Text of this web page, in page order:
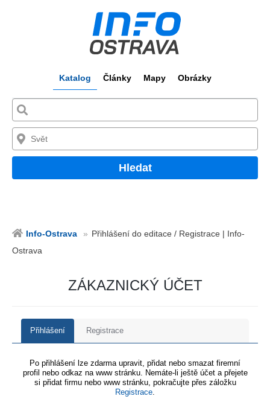
Katalog Články Mapy Obrázky
Hledat
Info-Ostrava
Přihlášení do editace / Registrace | Info-
Ostrava
ZÁKAZNICKÝ ÚČET
Přihlášení Registrace
Po přihlášení lze zdarma upravit, přidat nebo smazat firemní
profil nebo odkaz na www stránku. Nemáte-li ještě účet a přejete
si přidat firmu nebo www stránku, pokračujte přes záložku
Registrace.